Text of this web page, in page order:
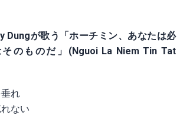
Dungが歌う「ホーチミン、あなたは必
のものだ」(Nguoi La Niem Tin Tat
垂れ
ない